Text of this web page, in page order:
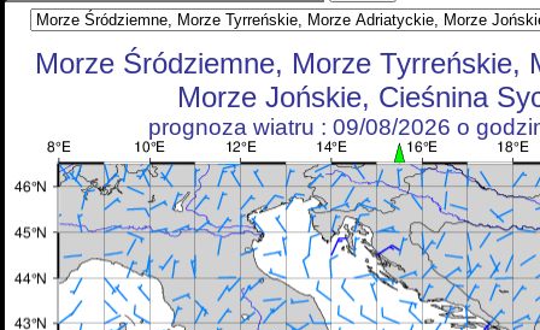
Morze Śródziemne, Morze Tyrreńskie,
Morze Jońskie, Cieśnina
prognoza wiatru : 09/08/2026 o